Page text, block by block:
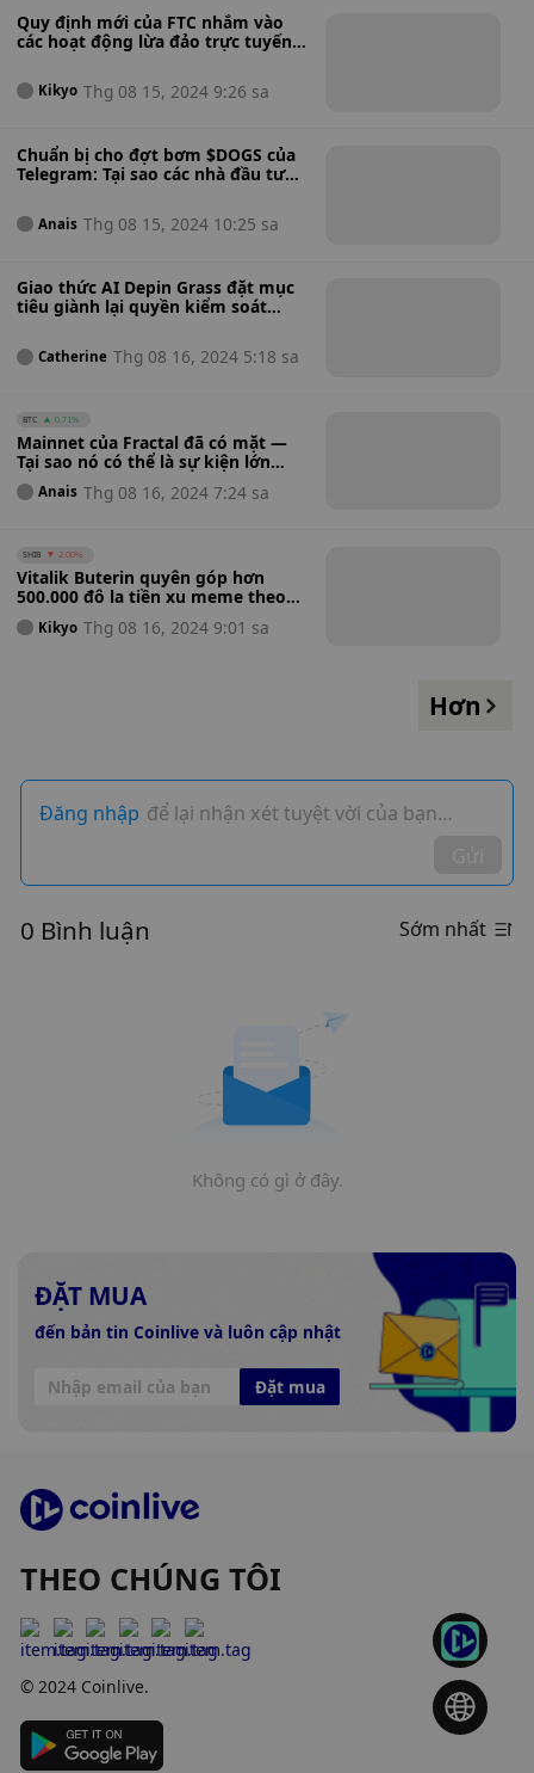
Quy định mới của FTC nhắm vào
các hoạt động lừa đảo trực tuyến:
đánh giá, lượt thích và người theo
dõi giả mạo không?
Kikyo Thg 08 15, 2024 9:26 sa
Chuẩn bị cho đợt bơm $DOGS của
Telegram: Tại sao các nhà đầu tư
khổng lồ sau khi ra mắt
Anais Thg 08 15, 2024 10:25 sa
Giao thức AI Depin Grass đặt mục
tiêu giành lại quyền kiểm soát
hạn tiền thưởng và kết thúc giai
đoạn Closed Beta
Catherine Thg 08 16, 2024 5:18 sa
BTC 0.71%
Mainnet của Fractal đã có mặt —
Tại sao nó có thể là sự kiện lớn
nhất đánh vào Bitcoin kể từ
Satoshi
Anais Thg 08 16, 2024 7:24 sa
SHIB 2.00%
Vitalik Buterin quyên góp hơn
500.000 đô la tiền xu meme theo
chủ đề động vật: Đây có phải là
lòng vị tha tuyệt vời nhất hay là
Kikyo Thg 08 16, 2024 9:01 sa
Hơn
Đăng nhập để lại nhận xét tuyệt vời của bạn…
0 Bình luận Sớm nhất
Không có gì ở đây.
ĐẶT MUA
đến bản tin Coinlive và luôn cập nhật
Đặt mua
THEO CHÚNG TÔI
© 2024 Coinlive.